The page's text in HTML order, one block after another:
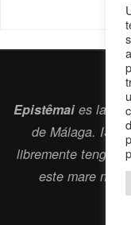
Epistêmaies la
de Málaga.
libremente tengan
este mare